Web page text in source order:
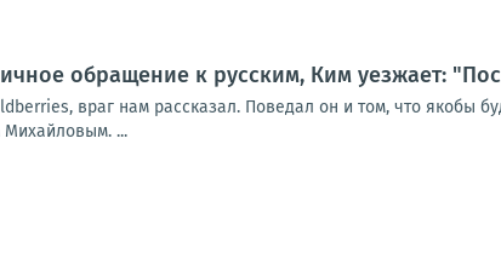
обращение к русским, Ким уезжает:
враг нам рассказал. Поведал он и том, что якобы
Михайловым. ...